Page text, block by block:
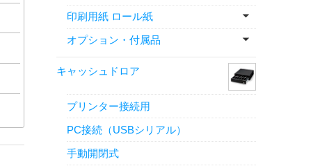
印刷用紙 ロール紙
オプション・付属品
キャッシュドロア
プリンター接続用
PC接続（USBシリアル）
手動開閉式